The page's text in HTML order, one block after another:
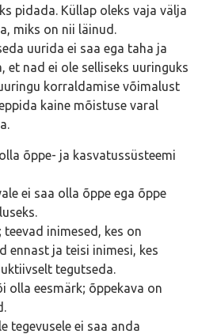
pidada. Küllap oleks vaja välja
miks on nii läinud.
uurida ei saa ega taha ja
et nad ei ole selliseks uuringuks
korraldamise võimalust
kaine mõistuse varal
õppe- ja kasvatussüsteemi
ei saa olla õppe ega õppe
teevad inimesed, kes on
ennast ja teisi inimesi, kes
tegutseda.
olla eesmärk; õppekava on
tegevusele ei saa anda